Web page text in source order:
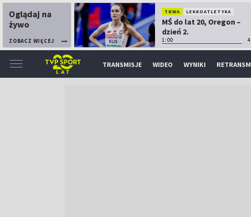
Oglądaj na
żywo
ZOBACZ WIĘCEJ
TRWA LEKKOATLETYKA
MŚ do lat 20, Oregon –
dzień 2.
1:00
TRANSMISJE WIDEO WYNIKI